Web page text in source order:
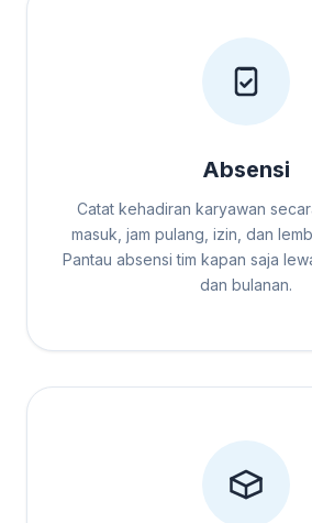
Absensi
Catat kehadiran karyawan
masuk, jam pulang, izin, dan
Pantau absensi tim kapan saja
dan bulanan.